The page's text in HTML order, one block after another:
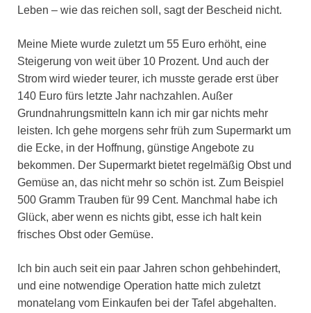
Leben – wie das reichen soll, sagt der Bescheid nicht.
Meine Miete wurde zuletzt um 55 Euro erhöht, eine
Steigerung von weit über 10 Prozent. Und auch der
Strom wird wieder teurer, ich musste gerade erst über
140 Euro fürs letzte Jahr nachzahlen. Außer
Grundnahrungsmitteln kann ich mir gar nichts mehr
leisten. Ich gehe morgens sehr früh zum Supermarkt um
die Ecke, in der Hoffnung, günstige Angebote zu
bekommen. Der Supermarkt bietet regelmäßig Obst und
Gemüse an, das nicht mehr so schön ist. Zum Beispiel
500 Gramm Trauben für 99 Cent. Manchmal habe ich
Glück, aber wenn es nichts gibt, esse ich halt kein
frisches Obst oder Gemüse.
Ich bin auch seit ein paar Jahren schon gehbehindert,
und eine notwendige Operation hatte mich zuletzt
monatelang vom Einkaufen bei der Tafel abgehalten.